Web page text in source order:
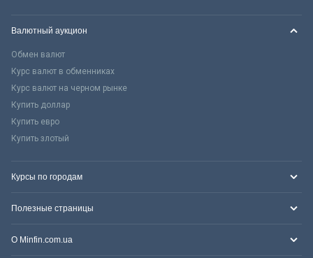
Валютный аукцион
Обмен валют
Курс валют в обменниках
Курс валют на черном рынке
Купить доллар
Купить евро
Купить злотый
Курсы по городам
Полезные страницы
О Minfin.com.ua